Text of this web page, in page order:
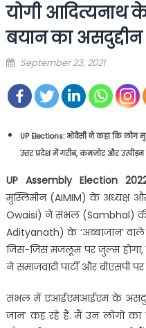
योगी आदित्यनाथ के
बयान का
Posted
September 23, 2021
UP Elections: ओवैसी ने कहा कि लोग
उत्तर प्रदेश में गरीब, कमजोर और
UP Assembly Election
मुस्लिमीन (AIMIM) के अध्यक्ष
Owaisi) ने संभल (Sambhal) की
Adityanath) के ‘अब्बाजान’
जिस-जिस मजलूम पर जुल्म
ने समाजवादी पार्टी और बीएसपी
संभल में एआईएमआईएम के
जान’ कह रहे हैं. मैं उन लोगों का